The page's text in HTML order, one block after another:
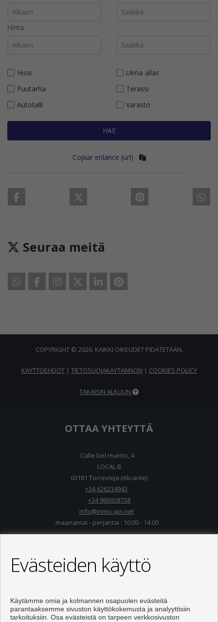
Hinta
Hissi
Uima-allas
Puutarha
Terassi
Autotalli
Varasto
HAE
Copiar enlance (url)
Seuraa meitä
COPYRIGHT © 2026. KAIKKI OIKEUDET PIDÄTETÄÄN.
KÄYTTÖEHDOT| TIETOSUOJAKÄYTÄNNÖN | COOKIES POLICY
TAKAISIN ALKUUN
OTTAA YHTEYTTÄ
Calle Del Huerto, 4
LOCAL B
03181 Torrevieja (Alicante)
+34 626234943
+34 966928738
info@inmo-api.net
maanantai - perjantai : 10:00 - 14:00
Evästeiden käyttö
Käytämme omia ja kolmannen osapuolen evästeitä
parantaaksemme sivuston käyttökokemusta ja analyyttisiin
tarkoituksiin. Osa evästeistä on tarpeen verkkosivuston